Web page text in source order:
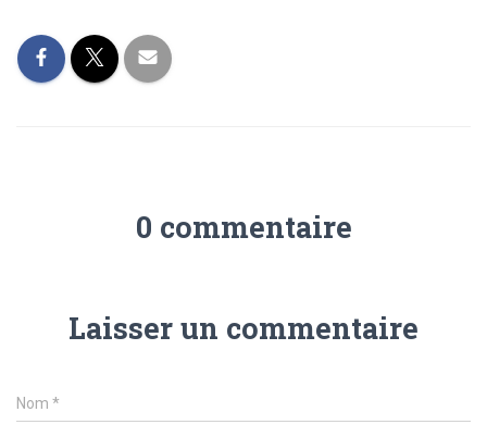
0 commentaire
Laisser un commentaire
Nom *